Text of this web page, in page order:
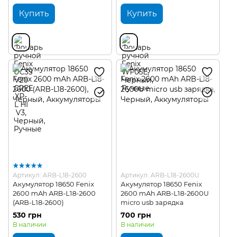
Купить Купить
Артикул: ARB-L18-2600
Акумулятор 18650 Fenix
2600 mAh ARB-L18-2600
(ARB-L18-2600)
530 грн
В наличии
Артикул: ARB-L18-2600U
Акумулятор 18650 Fenix
2600 mAh ARB-L18-2600U
micro usb зарядка
700 грн
В наличии